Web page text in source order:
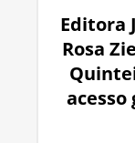
Editora
Rosa
acesso